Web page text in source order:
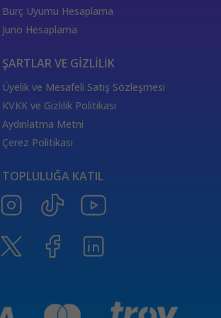
burçların elementleri
yükselen burçların özellikleri
burcunda
ThetaHealing seansı
Venüs burcu
burcu
Tarot Kartı
Güneş Tarot Sağlık Anlamı
burcunda
Ay Tarot Sağlık Anlamı
Üçlüsü Anlamı
Denge kartı anlamı
tarotta değnek ikilisi sağlık anlamı
Burç Uyumu Hesaplama
Juno Hesaplama
ŞARTLAR VE GİZLİLİK
Üyelik ve Mesafeli Satış Sözleşmesi
KVKK ve Gizlilik Politikası
Aydınlatma Metni
Çerez Politikası
TOPLULUĞA KATIL